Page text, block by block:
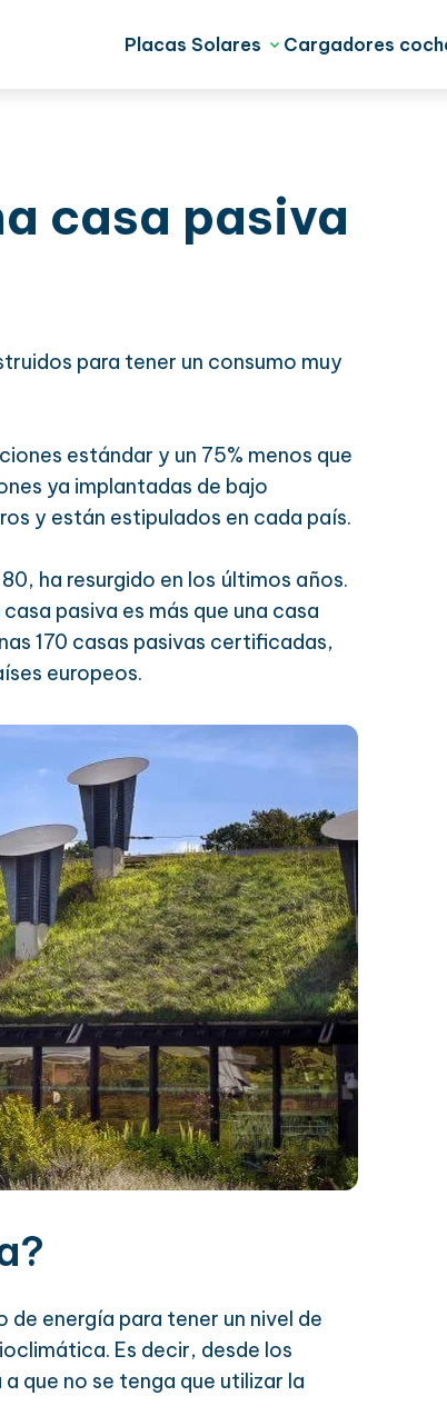
Placas Solares Cargadores
casa pasiva
para tener un consumo muy
estándar y un 75% menos que
ya implantadas de bajo
y están estipulados en cada país.
ha resurgido en los últimos años.
pasiva es más que una casa
170 casas pasivas certificadas,
europeos.
de energía para tener un nivel de
Es decir, desde los
que no se tenga que utilizar la